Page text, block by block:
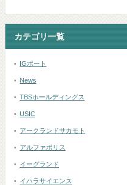
カテゴリ一覧
IGポート
News
TBSホールディングス
USIC
アークランドサカモト
アルファポリス
イーグランド
イハラサイエンス